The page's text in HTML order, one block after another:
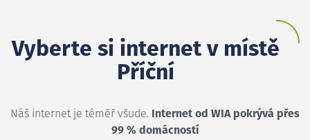
Vyberte si internet v místě
Příční
Náš internet je téměř všude. Internet od WIA pokrývá přes
99 % domácností